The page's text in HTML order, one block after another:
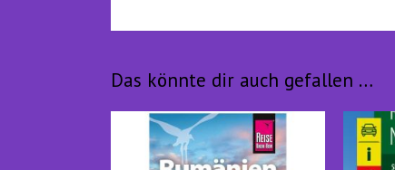
Das könnte dir auch gefallen …